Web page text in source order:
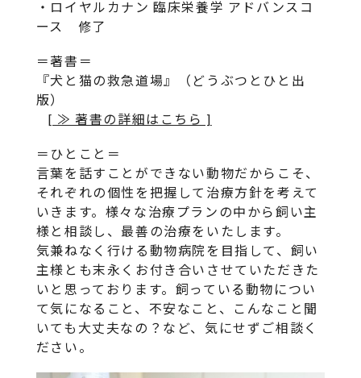
・ロイヤルカナン 臨床栄養学 アドバンスコ
ース 修了
＝著書＝
『犬と猫の救急道場』（どうぶつとひと出
版）
[ ≫ 著書の詳細はこちら ]
＝ひとこと＝
言葉を話すことができない動物だからこそ、
それぞれの個性を把握して治療方針を考えて
いきます。様々な治療プランの中から飼い主
様と相談し、最善の治療をいたします。
気兼ねなく行ける動物病院を目指して、飼い
主様とも末永くお付き合いさせていただきた
いと思っております。飼っている動物につい
て気になること、不安なこと、こんなこと聞
いても大丈夫なの？など、気にせずご相談く
ださい。